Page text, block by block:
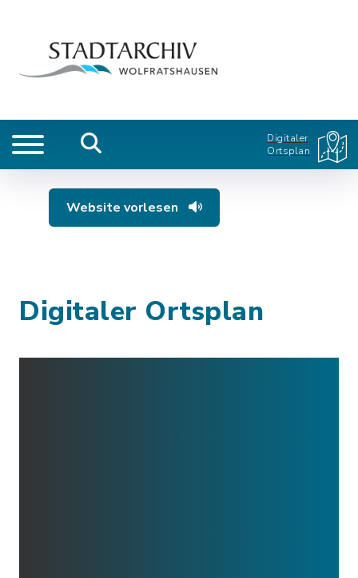
Digitaler
Ortsplan
Website vorlesen
Digitaler Ortsplan